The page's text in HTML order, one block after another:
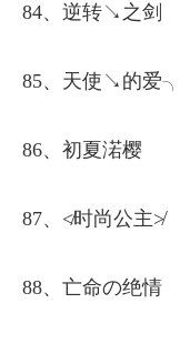
84、逆转↘之剑
85、天使↘的爱╮
86、初夏渃樱
87、≮时尚公主≯
88、亡命の绝情